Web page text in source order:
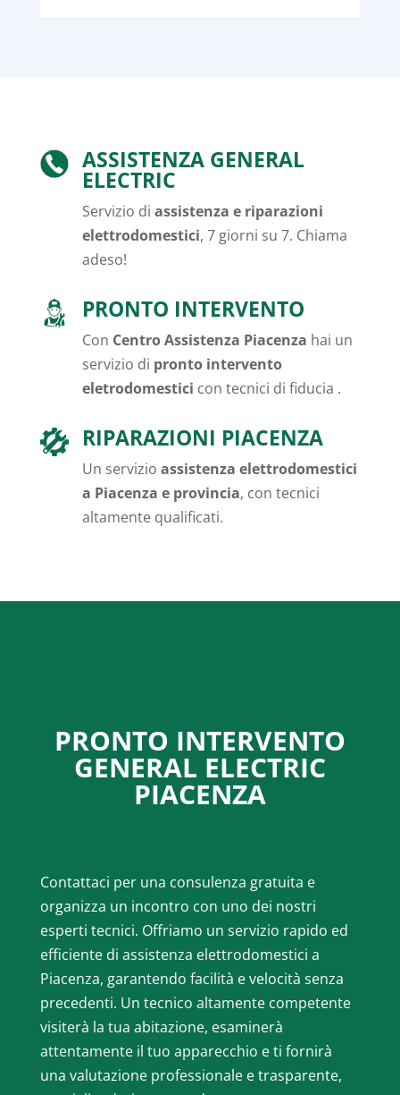
ASSISTENZA GENERAL
ELECTRIC
Servizio di assistenza e riparazioni
elettrodomestici, 7 giorni su 7. Chiama
adeso!
PRONTO INTERVENTO
Con Centro Assistenza Piacenza hai un
servizio di pronto intervento
eletrodomestici con tecnici di fiducia .
RIPARAZIONI PIACENZA
Un servizio assistenza elettrodomestici
a Piacenza e provincia, con tecnici
altamente qualificati.
PRONTO INTERVENTO
GENERAL ELECTRIC
PIACENZA
Contattaci per una consulenza gratuita e
organizza un incontro con uno dei nostri
esperti tecnici. Offriamo un servizio rapido ed
efficiente di assistenza elettrodomestici a
Piacenza, garantendo facilità e velocità senza
precedenti. Un tecnico altamente competente
visiterà la tua abitazione, esaminerà
attentamente il tuo apparecchio e ti fornirà
una valutazione professionale e trasparente,